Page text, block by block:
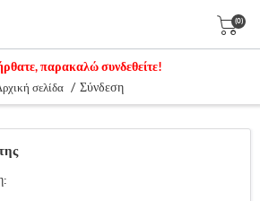
(0)
παρακαλώ συνδεθείτε!
σελίδα / Σύνδεση